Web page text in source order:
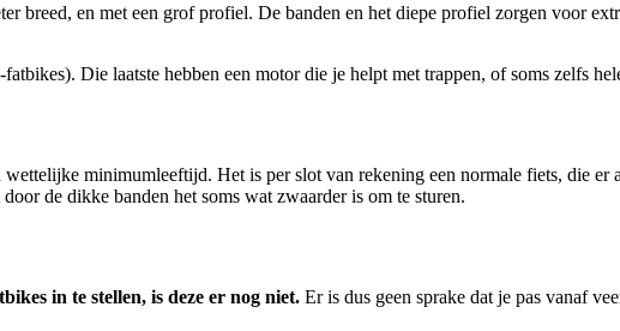
breed, en met een grof profiel. De banden en het diepe profiel zorgen voor
Die laatste hebben een motor die je helpt met trappen, of soms zelfs
minimumleeftijd. Het is per slot van rekening een normale fiets, die er
de dikke banden het soms wat zwaarder is om te sturen.
in te stellen, is deze er nog niet. Er is dus geen sprake dat je pas vanaf